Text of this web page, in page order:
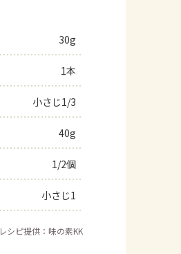
30g
1本
小さじ1/3
40g
1/2個
小さじ1
レシピ提供：味の素KK